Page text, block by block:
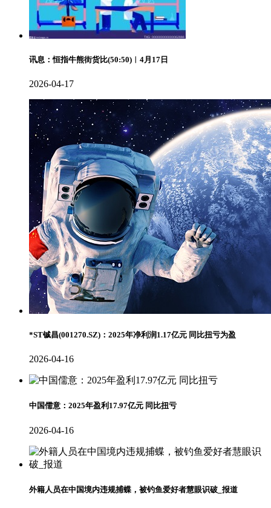
讯息：恒指牛熊街货比(50:50)︱4月17日
2026-04-17
*ST铖昌(001270.SZ)：2025年净利润1.17亿元 同比扭亏为盈
2026-04-16
中国儒意：2025年盈利17.97亿元 同比扭亏
2026-04-16
外籍人员在中国境内违规捕蝶，被钓鱼爱好者慧眼识破_报道